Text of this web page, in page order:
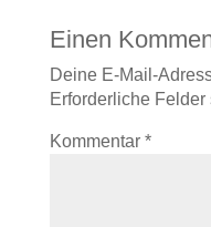
Einen
Deine E-Mail-
Erforderliche Felder
Kommentar *